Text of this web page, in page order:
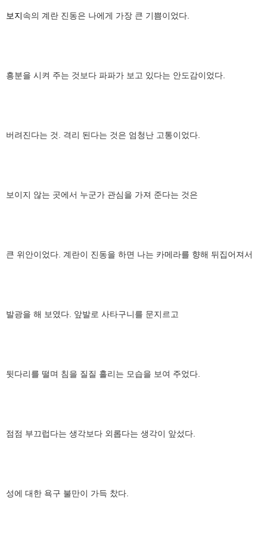
보지속의 계란 진동은 나에게 가장 큰 기쁨이었다.
흥분을 시켜 주는 것보다 파파가 보고 있다는 안도감이었다.
버려진다는 것. 격리 된다는 것은 엄청난 고통이었다.
보이지 않는 곳에서 누군가 관심을 가져 준다는 것은
큰 위안이었다. 계란이 진동을 하면 나는 카메라를 향해 뒤집어져서
발광을 해 보였다. 앞발로 사타구니를 문지르고
뒷다리를 떨며 침을 질질 흘리는 모습을 보여 주었다.
점점 부끄럽다는 생각보다 외롭다는 생각이 앞섰다.
성에 대한 욕구 불만이 가득 찼다.